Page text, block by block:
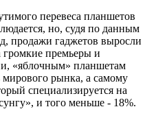
перевеса планшетов
но, судя по данным
продажи гаджетов выросли
громкие премьеры и
«яблочным» планшетам
рынка, а самому
специализируется на
и того меньше - 18%.